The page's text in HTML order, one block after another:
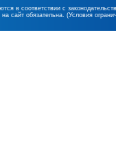
в соответствии с
сайт обязательна. (Условия